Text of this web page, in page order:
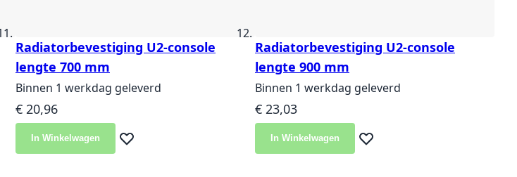
Radiatorbevestiging U2-console
lengte 700 mm
Binnen 1 werkdag geleverd
€ 20,96
In Winkelwagen Voeg toe aan verlanglijst
Radiatorbevestiging U2-console
lengte 900 mm
Binnen 1 werkdag geleverd
€ 23,03
In Winkelwagen Voeg toe aan verlanglijst